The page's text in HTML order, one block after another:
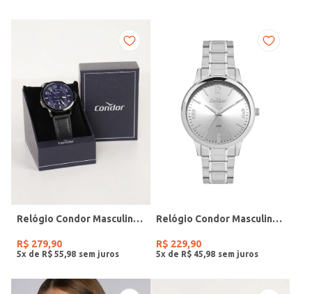
Relógio Condor Masculino PRETO
R$ 279,90
5x de R$ 55 98
Relógio Condor Masculino PRATA
R$ 229,90
5x de R$ 45 98